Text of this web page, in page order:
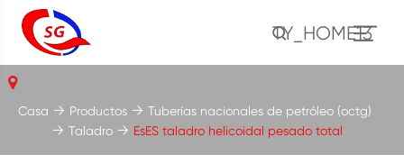
TY_HOME13
Casa Productos
Tuberías nacionales de petróleo (octg)
Taladro
EsES taladro helicoidal pesado total